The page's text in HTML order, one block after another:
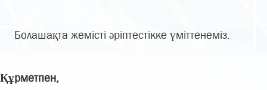
Болашақта жемісті әріптестікке үміттенеміз.
Құрметпен,